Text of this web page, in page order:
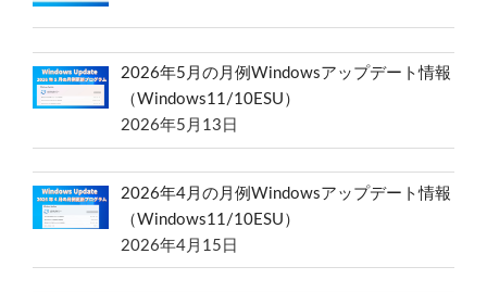
2026年5月の月例Windowsアップデート情報
（Windows11/10ESU）
2026年5月13日
2026年4月の月例Windowsアップデート情報
（Windows11/10ESU）
2026年4月15日